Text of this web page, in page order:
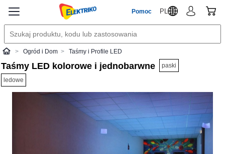
Pomoc PL
ElektrikoOgród i Dom Taśmy i Profile LED
Taśmy LED kolorowe i jednobarwne paski
ledowe